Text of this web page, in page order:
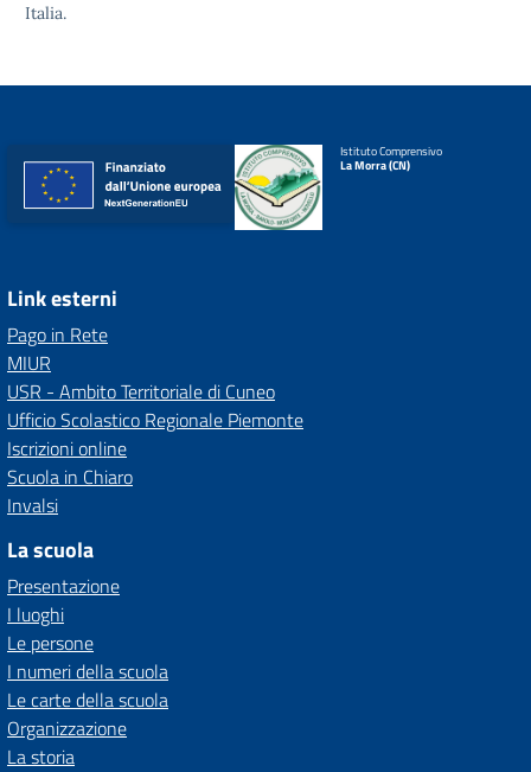
Italia.
Istituto Comprensivo
La Morra (CN)
Link esterni
Pago in Rete
MIUR
USR - Ambito Territoriale di Cuneo
Ufficio Scolastico Regionale Piemonte
Iscrizioni online
Scuola in Chiaro
Invalsi
La scuola
Presentazione
I luoghi
Le persone
I numeri della scuola
Le carte della scuola
Organizzazione
La storia